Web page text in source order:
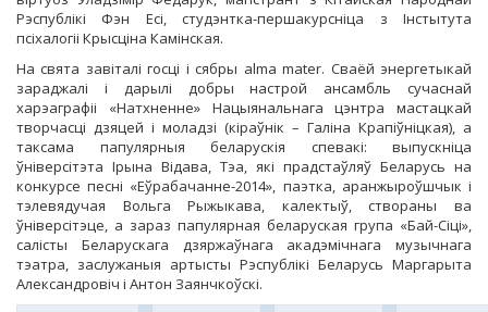
Рэспублікі Фэн Есі, студэнтка-першакурсніца з Інстытута
псіхалогіі Крысціна Камінская.
На свята завіталі госці і сябры alma mater. Сваёй энергетыкай
зараджалі і дарылі добры настрой ансамбль сучаснай
харэаграфіі «Натхненне» Нацыянальнага цэнтра мастацкай
творчасці дзяцей і моладзі (кіраўнік – Галіна Крапіўніцкая), а
таксама папулярныя беларускія спевакі: выпускніца
ўніверсітэта Ірына Відава, Тэа, які прадстаўляў Беларусь на
конкурсе песні «Еўрабачанне-2014», паэтка, аранжыроўшчык і
тэлевядучая Вольга Рыжыкава, калектыў, створаны ва
ўніверсітэце, а зараз папулярная беларуская група «Бай-Сіці»,
салісты Беларускага дзяржаўнага акадэмічнага музычнага
тэатра, заслужаныя артысты Рэспублікі Беларусь Маргарыта
Александровіч і Антон Заянчкоўскі.